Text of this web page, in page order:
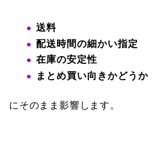
送料
配送時間の細かい指定
在庫の安定性
まとめ買い向きかどうか
にそのまま影響します。